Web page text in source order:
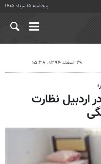
پنجشنبه ۱۵ مرداد ۱۴۰۵
۲۹ اسفند ۱۳۹۴، ۱۵:۳۸
اردبیل نظارت